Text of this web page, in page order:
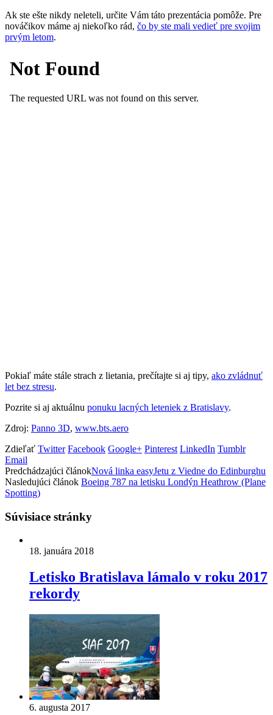
Ak ste ešte nikdy neleteli, určite Vám táto prezentácia pomôže. Pre
nováčikov máme aj niekoľko rád, čo by ste mali vedieť pre svojim
prvým letom.
Pokiaľ máte stále strach z lietania, prečítajte si aj tipy, ako zvládnuť
let bez stresu.
Pozrite si aj aktuálnu ponuku lacných leteniek z Bratislavy.
Zdroj: Panno 3D, www.bts.aero
Zdieľať Twitter Facebook Google+ Pinterest LinkedIn Tumblr
Email
Predchádzajúci článokNová linka easyJetu z Viedne do Edinburghu
Nasledujúci článok Boeing 787 na letisku Londýn Heathrow (Plane
Spotting)
Súvisiace stránky
18. januára 2018
Letisko Bratislava lámalo v roku 2017
rekordy
6. augusta 2017